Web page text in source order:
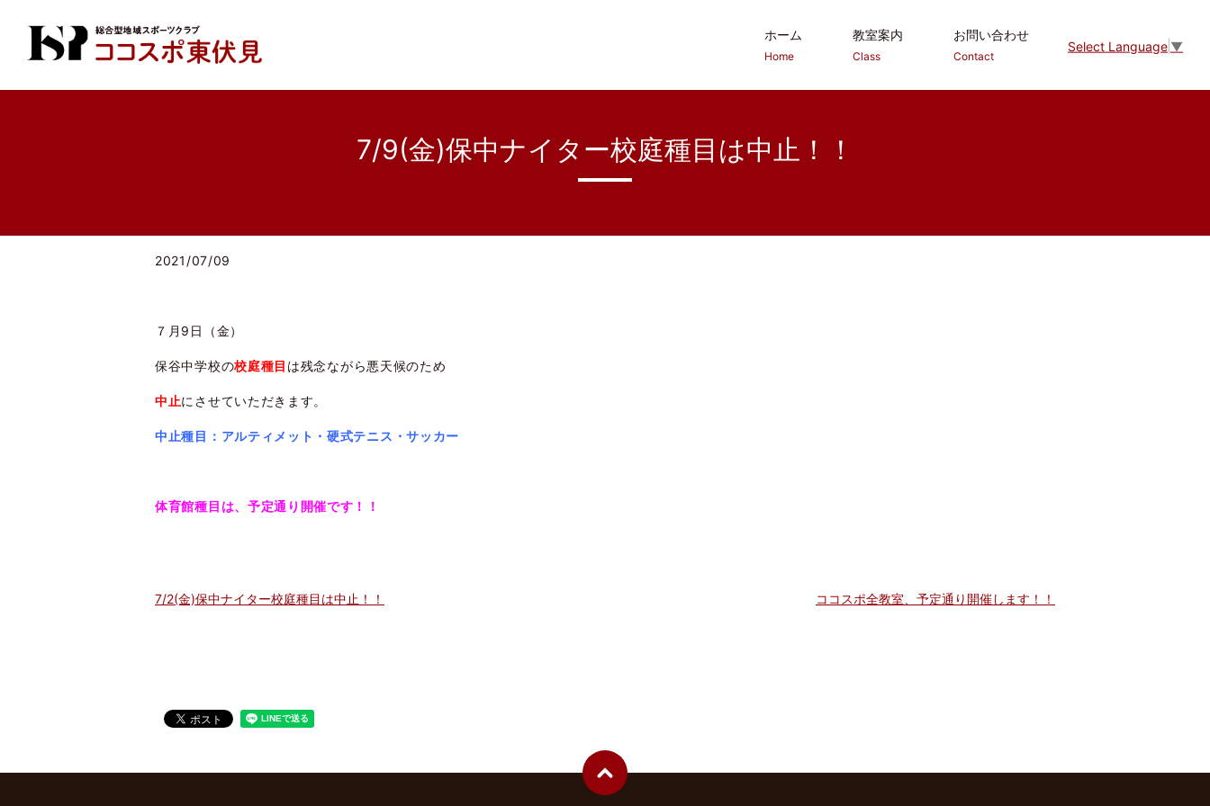
Select Language ▼
ホーム
Home
教室案内
Class
お問い合わせ
Contact
7/9(金)保中ナイター校庭種目は中止！！
2021/07/09
７月9日（金）
保谷中学校の校庭種目 は残念ながら悪天候のため
中止にさせていただきます。
中止種目：アルティメット・硬式テニス・サッカー
体育館種目は、予定通り開催です！！
7/2(金)保中ナイター校庭種目は中止！！ ココスポ全教室、予定通り開催します！！